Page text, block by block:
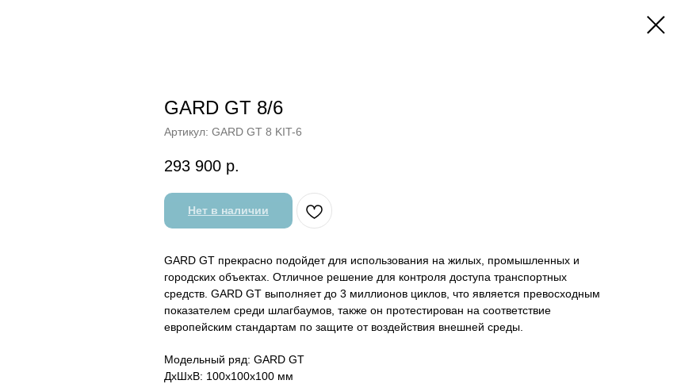
GARD GT 8/6
Артикул: GARD GT 8 KIT-6
293 900 р.
Нет в наличии
GARD GT прекрасно подойдет для использования на жилых, промышленных и
городских объектах. Отличное решение для контроля доступа транспортных
средств. GARD GT выполняет до 3 миллионов циклов, что является превосходным
показателем среди шлагбаумов, также он протестирован на соответствие
европейским стандартам по защите от воздействия внешней среды.
Модельный ряд: GARD GT
ДxШxВ: 100x100x100 мм